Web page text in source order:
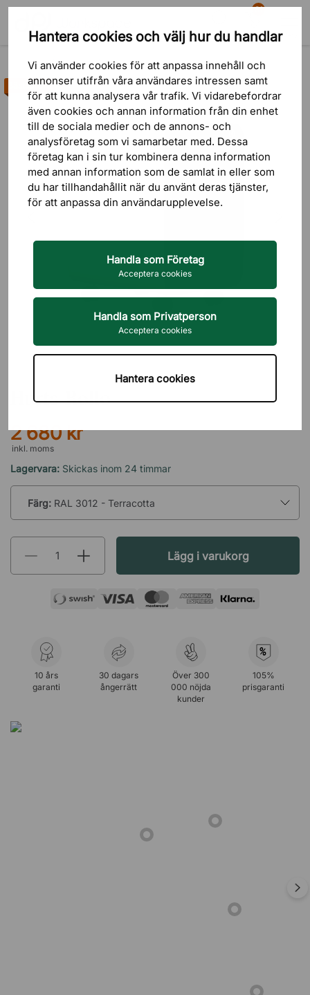
Hantera cookies och välj hur du handlar
Vi använder cookies för att anpassa innehåll och
annonser utifrån våra användares intressen samt
för att kunna analysera vår trafik. Vi vidarebefordrar
även cookies och annan information från din enhet
till de sociala medier och de annons- och
analysföretag som vi samarbetar med. Dessa
företag kan i sin tur kombinera denna information
med annan information som de samlat in eller som
du har tillhandahållit när du använt deras tjänster,
för att anpassa din användarupplevelse.
Handla som Företag
Acceptera cookies
Handla som Privatperson
Acceptera cookies
Hantera cookies
Sök
81
Varukorg Meny
Bästsäljare
Hurts Rollo
2 680 kr
inkl. moms
Lagervara: Skickas inom 24 timmar
Färg: RAL 3012 - Terracotta
Lägg i varukorg
10 års
garanti
30 dagars
ångerrätt
Över 300
000 nöjda
kunder
%
105%
prisgaranti